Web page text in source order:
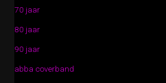
70 jaar
80 jaar
90 jaar
abba coverband